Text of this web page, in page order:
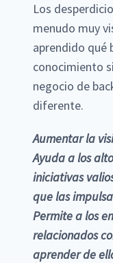
Los
menudo muy
aprendido qué
conocimiento
negocio de
diferente.
Aumentar la
Ayuda a los
iniciativas
que las
Permite a los
relacionados
aprender de